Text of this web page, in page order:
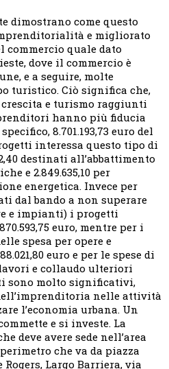
dimostrano come questo
e migliorato
commercio quale dato
dove il commercio è
e a seguire, molte
turistico. Ciò significa che,
e turismo raggiunti
hanno più fiducia
8.701.193,73 euro del
interessa questo tipo di
destinati all’abbattimento
e 2.849.635,10 per
energetica. Invece per
dal bando a non superare
e impianti) i progetti
euro, mentre per i
spesa per opere e
euro e per le spese di
e collaudo ulteriori
sono molto significativi,
nelle attività
l’economia urbana. Un
e si investe. La
deve avere sede nell’area
che va da piazza
Largo Barriera, via